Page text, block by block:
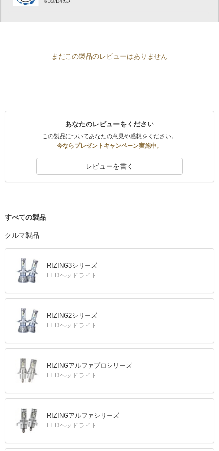
まだこの製品のレビューはありません
あなたのレビューをください
この製品についてあなたの意見や感想をください。
今ならプレゼントキャンペーン実施中。
レビューを書く
すべての製品
クルマ製品
RIZING3シリーズ
LEDヘッドライト
RIZING2シリーズ
LEDヘッドライト
RIZINGアルファプロシリーズ
LEDヘッドライト
RIZINGアルファシリーズ
LEDヘッドライト